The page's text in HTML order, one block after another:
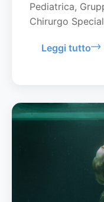
Pediatrica,
Chirurgo
Leggi tutto